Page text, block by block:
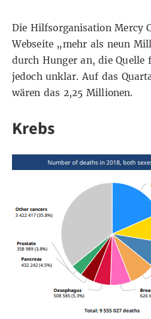
Die HilfsorganisationMercy
Webseite „mehr als neun
durch Hunger an, die Quelle
jedoch unklar. Auf das
wären das 2,25 Millionen.
Krebs